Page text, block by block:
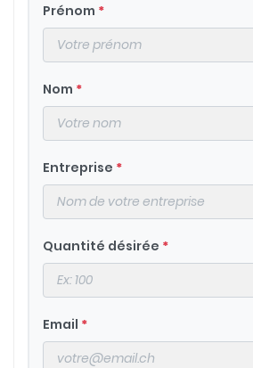
Prénom *
Nom *
Entreprise *
Quantité désirée *
Email *